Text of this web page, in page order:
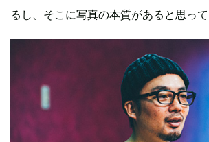
るし、そこに写真の本質があると思って